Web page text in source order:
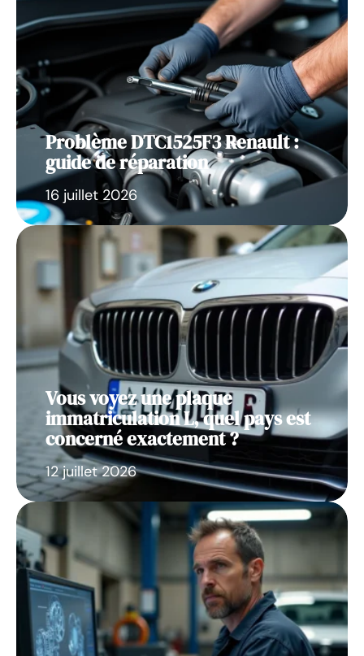
Problème DTC1525F3 Renault :
guide de réparation
16 juillet 2026
Vous voyez une plaque
immatriculation L, quel pays est
concerné exactement ?
12 juillet 2026